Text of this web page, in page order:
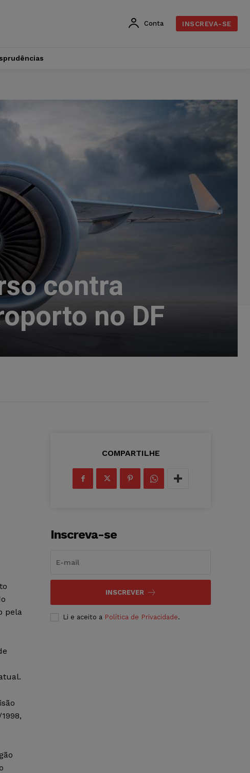
Conta INSCREVA-SE
contra
no DF
pela
COMPARTILHE
Inscreva-se
INSCREVER
Li e aceito a Política de Privacidade.